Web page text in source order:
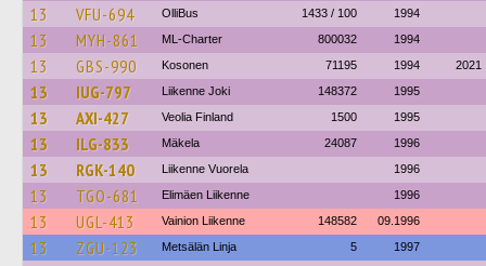
13 VFU-694 OlliBus 1433 / 100 1994
13 MYH-861 ML-Charter 800032 1994
13 GBS-990 Kosonen 71195 1994 2021
13 IUG-797 Liikenne Joki 148372 1995
13 AXI-427 Veolia Finland 1500 1995
13 ILG-833 Mäkela 24087 1996
13 RGK-140 Liikenne Vuorela 1996
13 TGO-681 Elimäen Liikenne 1996
13 UGL-413 Vainion Liikenne 148582 09.1996
13 ZGU-123 Metsälän Linja 5 1997